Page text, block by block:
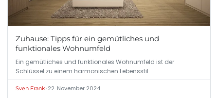
Zuhause: Tipps für ein gemütliches und
funktionales Wohnumfeld
Ein gemütliches und funktionales Wohnumfeld ist der
Schlüssel zu einem harmonischen Lebensstil.
Sven Frank•22. November 2024